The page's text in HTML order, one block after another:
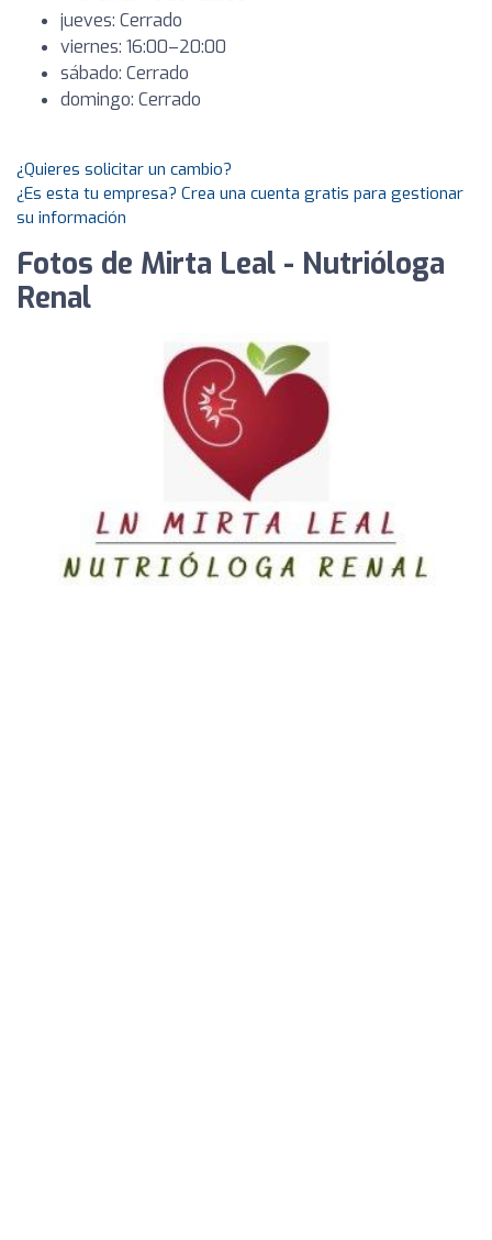
jueves: Cerrado
viernes: 16:00–20:00
sábado: Cerrado
domingo: Cerrado
¿Quieres solicitar un cambio?
¿Es esta tu empresa? Crea una cuenta gratis para gestionar
su información
Fotos de Mirta Leal - Nutrióloga
Renal